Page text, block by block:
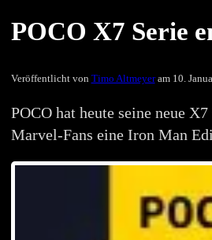
POCO X7 Serie
Veröffentlicht von Timo Altmeyeram 10.
POCO hat heute seine neue
Marvel-Fans eine Iron Man